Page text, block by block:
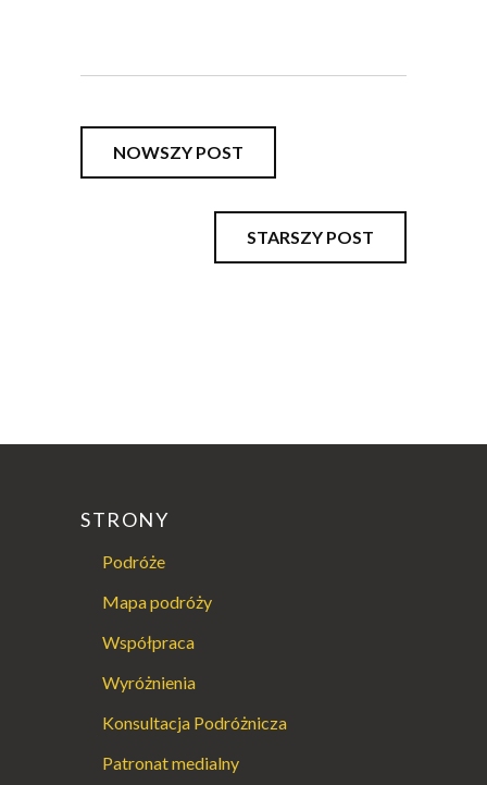
NOWSZY POST
STARSZY POST
STRONY
Podróże
Mapa podróży
Współpraca
Wyróżnienia
Konsultacja Podróżnicza
Patronat medialny